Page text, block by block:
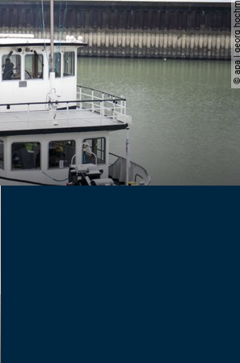
© apa |